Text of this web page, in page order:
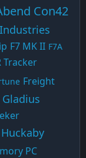
Con42
F7 MK II F7A
Tracker
Freight
Gladius
PC